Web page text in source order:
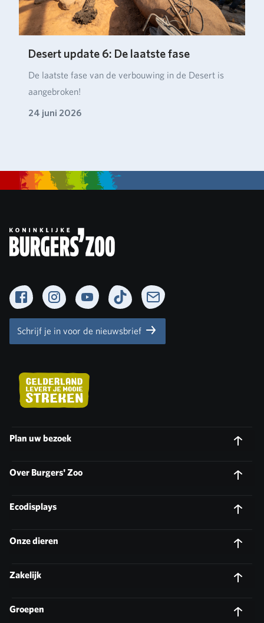
Desert update 6: De laatste fase
De laatste fase van de verbouwing in de Desert is
aangebroken!
24 juni 2026
FacebookInstagramYouTubeTikTok Newsletter
Schrijf je in voor de nieuwsbrief
Plan uw bezoek
Over Burgers' Zoo
Ecodisplays
Onze dieren
Zakelijk
Groepen